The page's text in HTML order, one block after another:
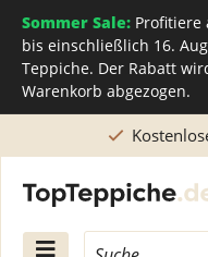
Sommer Sale:
bis einschließlich 16.
Teppiche. Der Rabatt
Warenkorb abgezogen.
Direkt